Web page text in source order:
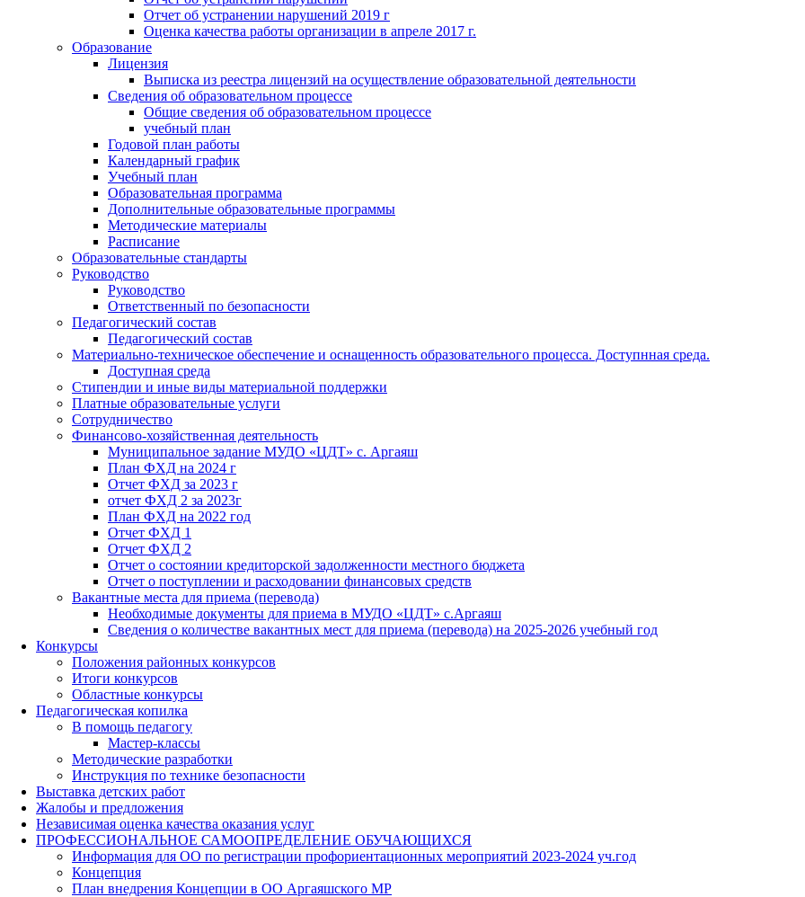
Отчет об устранении нарушений 2019 г
Оценка качества работы организации в апреле 2017 г.
Образование
Лицензия
Выписка из реестра лицензий на осуществление образовательной деятельности
Сведения об образовательном процессе
Общие сведения об образовательном процессе
учебный план
Годовой план работы
Календарный график
Учебный план
Образовательная программа
Дополнительные образовательные программы
Методические материалы
Расписание
Образовательные стандарты
Руководство
Руководство
Ответственный по безопасности
Педагогический состав
Педагогический состав
Материально-техническое обеспечение и оснащенность образовательного процесса. Доступнная среда.
Доступная среда
Стипендии и иные виды материальной поддержки
Платные образовательные услуги
Сотрудничество
Финансово-хозяйственная деятельность
Муниципальное задание МУДО «ЦДТ» с. Аргаяш
План ФХД на 2024 г
Отчет ФХД за 2023 г
отчет ФХД 2 за 2023г
План ФХД на 2022 год
Отчет ФХД 1
Отчет ФХД 2
Отчет о состоянии кредиторской задолженности местного бюджета
Отчет о поступлении и расходовании финансовых средств
Вакантные места для приема (перевода)
Необходимые документы для приема в МУДО «ЦДТ» с.Аргаяш
Сведения о количестве вакантных мест для приема (перевода) на 2025-2026 учебный год
Конкурсы
Положения районных конкурсов
Итоги конкурсов
Областные конкурсы
Педагогическая копилка
В помощь педагогу
Мастер-классы
Методические разработки
Инструкция по технике безопасности
Выставка детских работ
Жалобы и предложения
Независимая оценка качества оказания услуг
ПРОФЕССИОНАЛЬНОЕ САМООПРЕДЕЛЕНИЕ ОБУЧАЮЩИХСЯ
Информация для ОО по регистрации профориентационных мероприятий 2023-2024 уч.год
Концепция
План внедрения Концепции в ОО Аргаяшского МР